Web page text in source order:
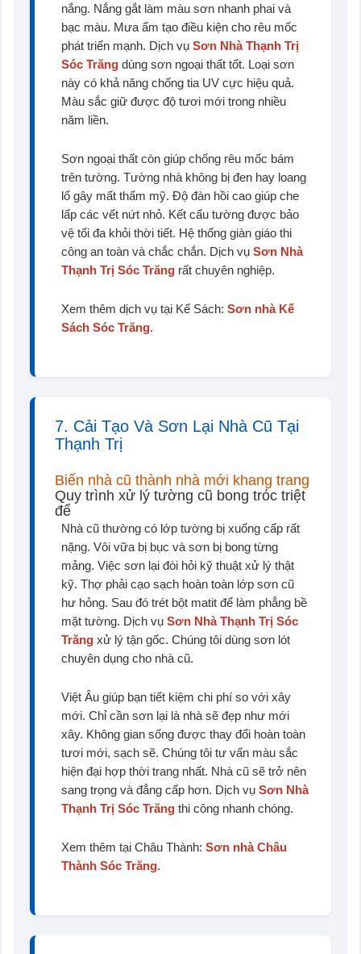
nắng. Nắng gắt làm màu sơn nhanh phai và
bạc màu. Mưa ẩm tạo điều kiện cho rêu mốc
phát triển mạnh. Dịch vụ Sơn Nhà Thạnh Trị
Sóc Trăng dùng sơn ngoại thất tốt. Loại sơn
này có khả năng chống tia UV cực hiệu quả.
Màu sắc giữ được độ tươi mới trong nhiều
năm liền.
Sơn ngoại thất còn giúp chống rêu mốc bám
trên tường. Tường nhà không bị đen hay loang
lổ gây mất thẩm mỹ. Độ đàn hồi cao giúp che
lấp các vết nứt nhỏ. Kết cấu tường được bảo
vệ tối đa khỏi thời tiết. Hệ thống giàn giáo thi
công an toàn và chắc chắn. Dịch vụ Sơn Nhà
Thạnh Trị Sóc Trăng rất chuyên nghiệp.
Xem thêm dịch vụ tại Kế Sách: Sơn nhà Kế
Sách Sóc Trăng.
7. Cải Tạo Và Sơn Lại Nhà Cũ Tại
Thạnh Trị
Biến nhà cũ thành nhà mới khang trang
Quy trình xử lý tường cũ bong tróc triệt
để
Nhà cũ thường có lớp tường bị xuống cấp rất
nặng. Vôi vữa bị bục và sơn bị bong từng
mảng. Việc sơn lại đòi hỏi kỹ thuật xử lý thật
kỹ. Thợ phải cạo sạch hoàn toàn lớp sơn cũ
hư hỏng. Sau đó trét bột matit để làm phẳng bề
mặt tường. Dịch vụ Sơn Nhà Thạnh Trị Sóc
Trăng xử lý tận gốc. Chúng tôi dùng sơn lót
chuyên dụng cho nhà cũ.
Việt Âu giúp bạn tiết kiệm chi phí so với xây
mới. Chỉ cần sơn lại là nhà sẽ đẹp như mới
xây. Không gian sống được thay đổi hoàn toàn
tươi mới, sạch sẽ. Chúng tôi tư vấn màu sắc
hiện đại hợp thời trang nhất. Nhà cũ sẽ trở nên
sang trọng và đẳng cấp hơn. Dịch vụ Sơn Nhà
Thạnh Trị Sóc Trăng thi công nhanh chóng.
Xem thêm tại Châu Thành: Sơn nhà Châu
Thành Sóc Trăng.